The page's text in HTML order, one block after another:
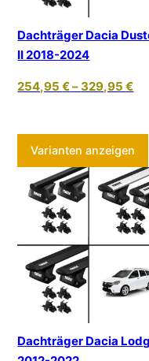
Dachträger Dacia
II 2018-2024
254,95€– 329,95€
Varianten anzeigen
Dachträger Dacia